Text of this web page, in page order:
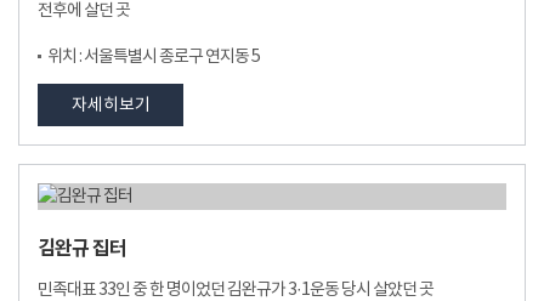
전후에 살던 곳
위치 : 서울특별시 종로구 연지동 5
자세히보기
김완규 집터
민족대표 33인 중 한 명이었던 김완규가 3·1운동 당시 살았던 곳